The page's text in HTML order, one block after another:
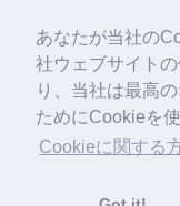
あなたが当社の
社ウェブサイト
り、当社は最高
ためにCookieを使
Cookieに関する